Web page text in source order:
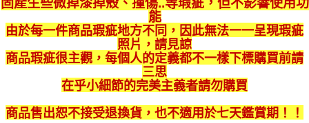
成交易。
3.實際核准額度、可分期數及費用金額請依後續交易確認頁面所載為準。
4.訂單成立30分鐘內，如未前往確認交易或遇審核未通過，訂單將自動取
消。如遇「轉專審核」未通過狀況，表示未達大哥付你分期系統評分，恕無
法說明評估內容。
【繳款方式說明】
1.分期款項不併入電信帳單，「大哥付你分期」於每月結算日後寄送繳費提
2.透過簡訊連結打開帳單後，可選擇「超商條碼／台灣大直營門市／銀行轉
帳／街口支付／iPASS MONEY」等通路繳費。
宅配
每筆NT$80，滿NT$599(含以上)免運費
固產生些微掉漆掉殼、撞傷..等瑕疵， 但不影響使用功
能
由於每一件商品瑕疵地方不同，因此無法一一呈現瑕疵
照片，請見諒
商品瑕疵很主觀，每個人的定義都不一樣下標購買前請
三思
在乎小細節的完美主義者請勿購買
商品售出恕不接受退換貨，也不適用於七天鑑賞期！！